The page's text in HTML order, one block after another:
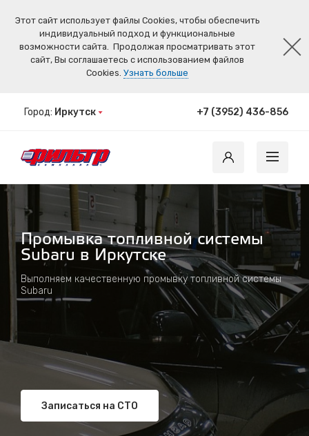
Этот сайт использует файлы Cookies, чтобы обеспечить
индивидуальный подход и функциональные
возможности сайта. Продолжая просматривать этот
сайт, Вы соглашаетесь с использованием файлов
Cookies. Узнать больше
Город: Иркутск +7 (3952) 436-856
Промывка топливной системы
Subaru в Иркутске
Выполняем качественную промывку топливной системы
Subaru
Записаться на СТО